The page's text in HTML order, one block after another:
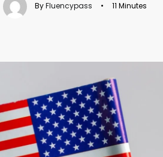
ByFluencypass • 11 Minutes